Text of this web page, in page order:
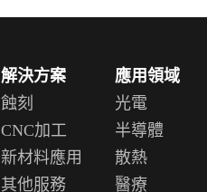
解決方案
蝕刻
CNC加工
新材料應用
其他服務
應用領域
光電
半導體
散熱
醫療